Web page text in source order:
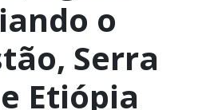
o
Serra
Etiópia